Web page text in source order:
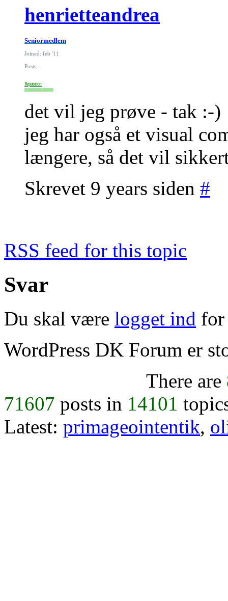
henrietteandrea
Seniormedlem
Joined: feb '11
Posts:
Reputation:
det vil jeg prøve - tak :-)
jeg har også et visual
længere, så det vil
Skrevet 9 years siden #
RSS feed for this topic
Svar
Du skal være logget ind for
WordPress DK Forum er
There are
71607 posts in 14101
Latest: primageointentik,